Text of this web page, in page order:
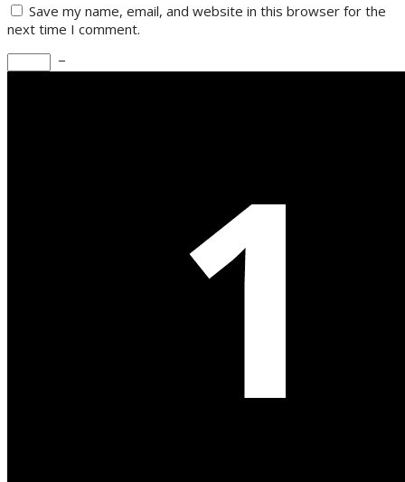
Save my name, email, and website in this browser for the
next time I comment.
−